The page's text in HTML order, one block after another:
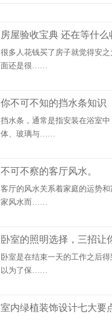
房屋验收宝典 还在等什么
很多人花钱买了房子就觉得安
面还是很……
你不可不知的挡水条知识
挡水条，通常是指安装在浴室
体、玻璃与……
不可不察的客厅风水。
客厅的风水关系着家庭的运势
家风水而……
卧室的照明选择，三招让
卧室是在结束一天的工作之后
以为了保……
室内绿植装饰设计七大要